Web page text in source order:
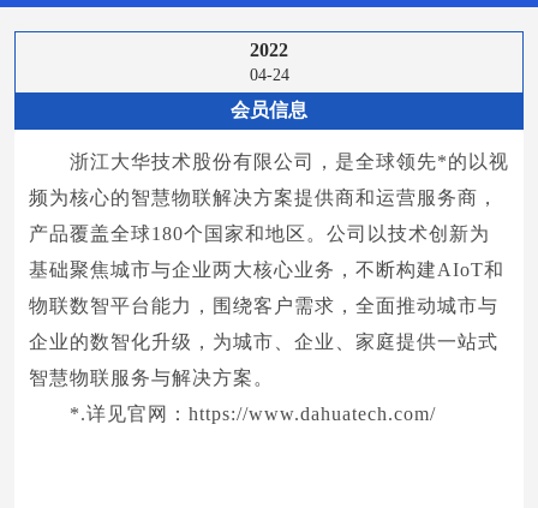
2022
04-24
会员信息
浙江大华技术股份有限公司，是全球领先*的以视
频为核心的智慧物联解决方案提供商和运营服务商，
产品覆盖全球180个国家和地区。公司以技术创新为
基础聚焦城市与企业两大核心业务，不断构建AIoT和
物联数智平台能力，围绕客户需求，全面推动城市与
企业的数智化升级，为城市、企业、家庭提供一站式
智慧物联服务与解决方案。
*.详见官网：https://www.dahuatech.com/